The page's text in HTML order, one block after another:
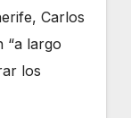
Carlos
“a largo
los